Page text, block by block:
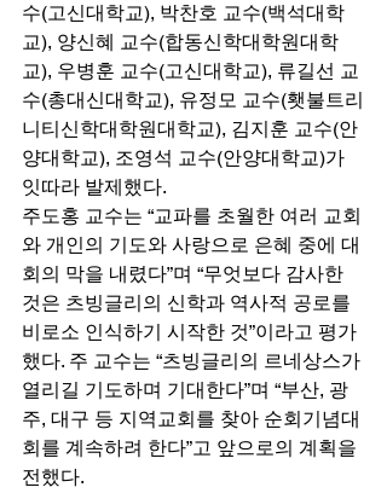
수(고신대학교), 박찬호 교수(백석대학
교), 양신혜 교수(합동신학대학원대학
교), 우병훈 교수(고신대학교), 류길선 교
수(총대신대학교), 유정모 교수(횃불트리
니티신학대학원대학교), 김지훈 교수(안
양대학교), 조영석 교수(안양대학교)가
잇따라 발제했다.
주도홍 교수는 “교파를 초월한 여러 교회
와 개인의 기도와 사랑으로 은혜 중에 대
회의 막을 내렸다”며 “무엇보다 감사한
것은 츠빙글리의 신학과 역사적 공로를
비로소 인식하기 시작한 것”이라고 평가
했다. 주 교수는 “츠빙글리의 르네상스가
열리길 기도하며 기대한다”며 “부산, 광
주, 대구 등 지역교회를 찾아 순회기념대
회를 계속하려 한다”고 앞으로의 계획을
전했다.